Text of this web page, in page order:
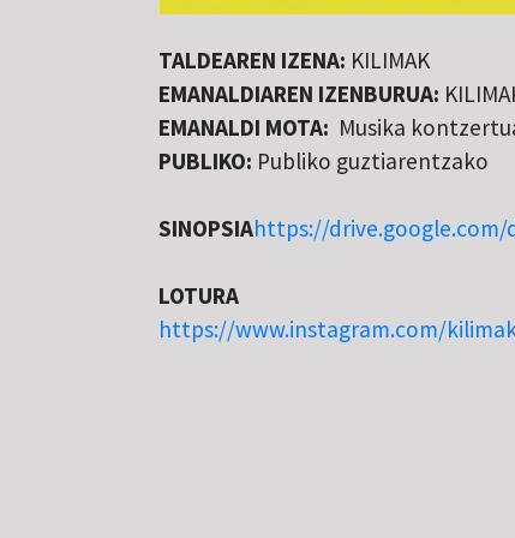
TALDEAREN IZENA: KILIMAK
EMANALDIAREN IZENBURUA:
EMANALDI MOTA: Musika
PUBLIKO: Publiko guztiarentzako
SINOPSIAhttps://drive.google.com/
LOTURA
https://www.instagram.com/